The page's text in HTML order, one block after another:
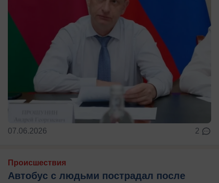
07.06.2026 2
Происшествия
Автобус с людьми пострадал после